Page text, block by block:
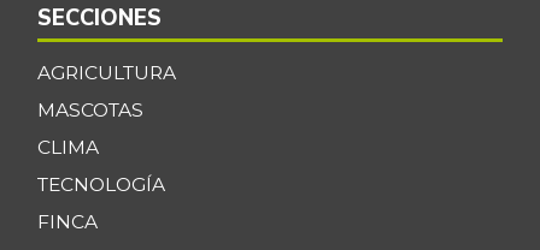
SECCIONES
AGRICULTURA
MASCOTAS
CLIMA
TECNOLOGÍA
FINCA